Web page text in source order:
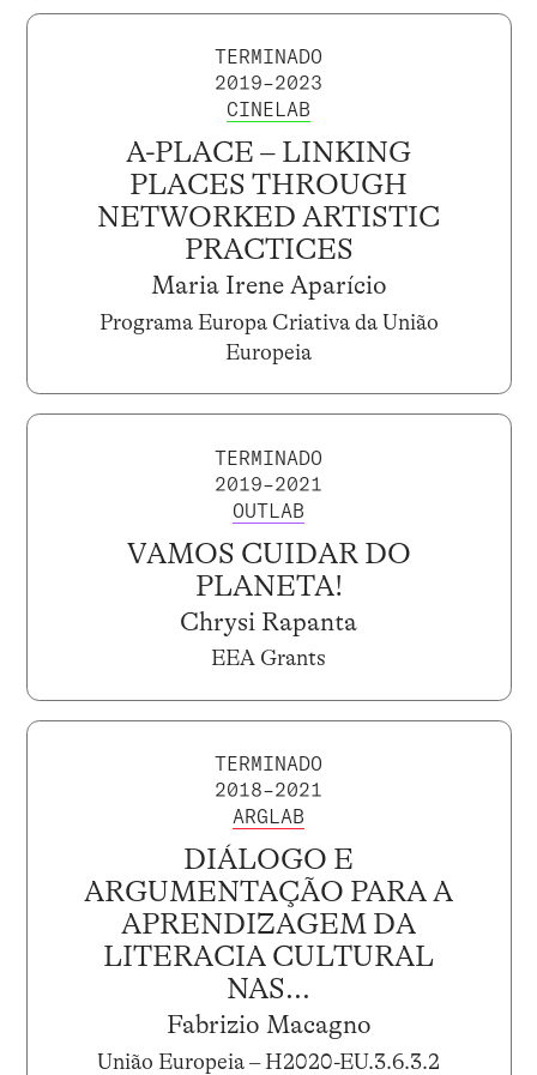
TERMINADO
2019–2023
CINELAB
A-PLACE – LINKING
PLACES THROUGH
NETWORKED ARTISTIC
PRACTICES
Maria Irene Aparício
Programa Europa Criativa da União
Europeia
TERMINADO
2019–2021
OUTLAB
VAMOS CUIDAR DO
PLANETA!
Chrysi Rapanta
EEA Grants
TERMINADO
2018–2021
ARGLAB
DIÁLOGO E
ARGUMENTAÇÃO PARA A
APRENDIZAGEM DA
LITERACIA CULTURAL
NAS...
Fabrizio Macagno
União Europeia – H2020-EU.3.6.3.2